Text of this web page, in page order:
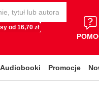
od 16,70 zł
Audiobooki Promocje